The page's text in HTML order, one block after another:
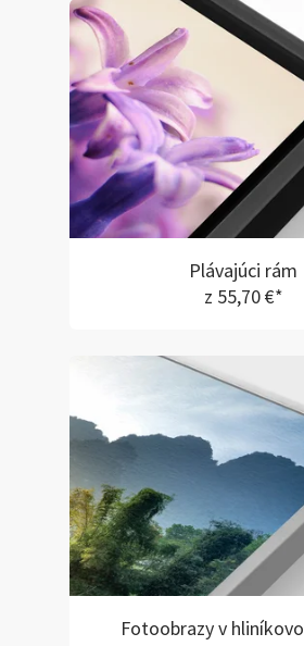
Plávajúci rám
z 55,70 €*
Fotoobrazy v